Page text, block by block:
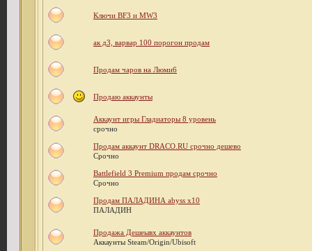
Ключи BF3 и MW3
ак д3, варвар 100 порогон продам
Продам чаров на Люми6
Продаю аккаунты
Аккаунт игры Гладиаторы 8 уровень
срочно
Продам аккаунт DRACO.RU срочно дешево
Срочно
Battlefield 3 Premium продам срочно
Срочно
Продам ПАЛАДИНА abyss x10
ПАЛАДИН
Продажа Дешеывх аккаунтов
Аккаунты Steam/Origin/Ubisoft